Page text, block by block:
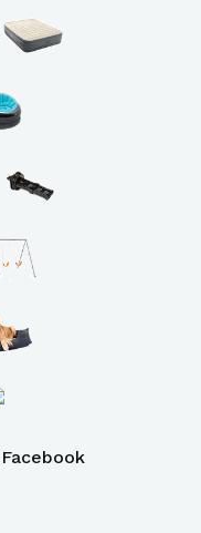
Facebook